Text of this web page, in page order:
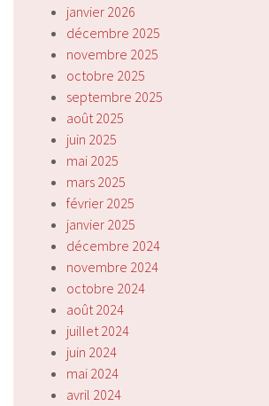
janvier 2026
décembre 2025
novembre 2025
octobre 2025
septembre 2025
août 2025
juin 2025
mai 2025
mars 2025
février 2025
janvier 2025
décembre 2024
novembre 2024
octobre 2024
août 2024
juillet 2024
juin 2024
mai 2024
avril 2024